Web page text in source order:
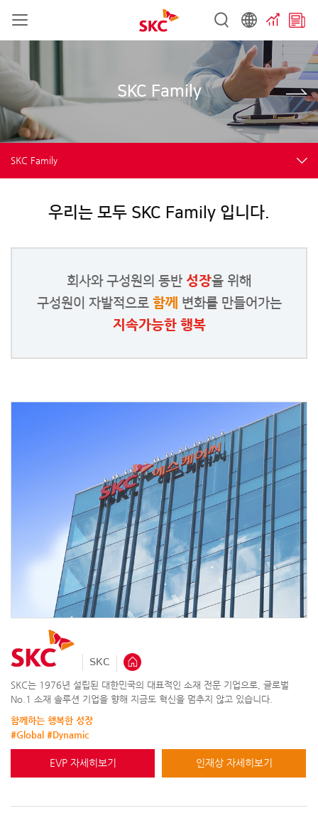
SKC Family
SKC Family
우리는 모두 SKC Family 입니다.
회사와 구성원의 동반 성장을 위해
구성원이 자발적으로 함께
변화를 만들어가는
지속가능한 행복
SKC
SKC는 1976년 설립된 대한민국의 대표적인 소재 전문 기업으로, 글로벌
No.1 소재 솔루션 기업을 향해 지금도 혁신을 멈추지 않고 있습니다.
함께하는 행복한 성장
#Global #Dynamic
EVP 자세히보기 인재상 자세히보기